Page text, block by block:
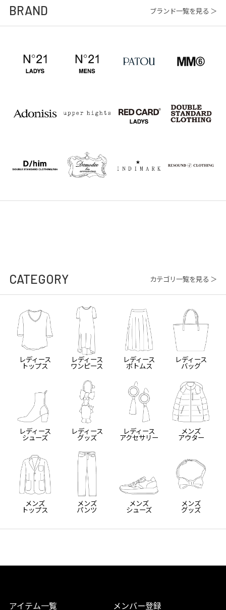
BRAND ブランド一覧を見る ＞
CATEGORY カテゴリ一覧を見る ＞
レディース
トップス
レディース
ワンピース
レディース
ボトムス
レディース
バッグ
レディース
シューズ
レディース
グッズ
レディース
アクセサリー
メンズ
アウター
メンズ
トップス
メンズ
パンツ
メンズ
シューズ
メンズ
グッズ
アイテム一覧 メンバー登録